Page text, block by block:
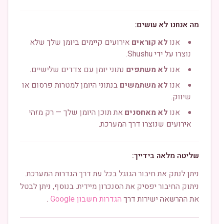
מה אנחנו לא עושים:
אנולא קוראים אירועים קיימים ביומן שלך שלא
נוצרו על ידי Shushu.
אנולא משתפים נתוני יומן עם צדדים שלישיים.
אנולא משתמשים בנתוני היומן למטרות פרסום או
שיווק.
אנולא מאחסנים את תוכן היומן שלך — רק מזהי
אירועים שנוצרו דרך המערכת.
שליטה מלאה בידייך:
ניתן לנתק את חיבור הגוגל בכל עת דרך הגדרות המערכת.
ניתוק החיבור יפסיק את הסנכרון מיידית. בנוסף, ניתן לבטל
את ההרשאה ישירות דרך הגדרות חשבון Google .